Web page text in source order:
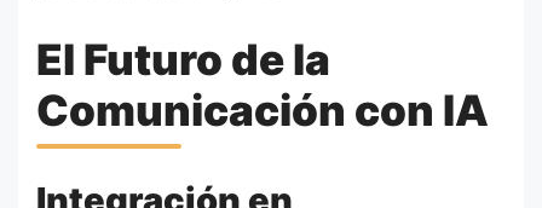
El Futuro de la
Comunicación con IA